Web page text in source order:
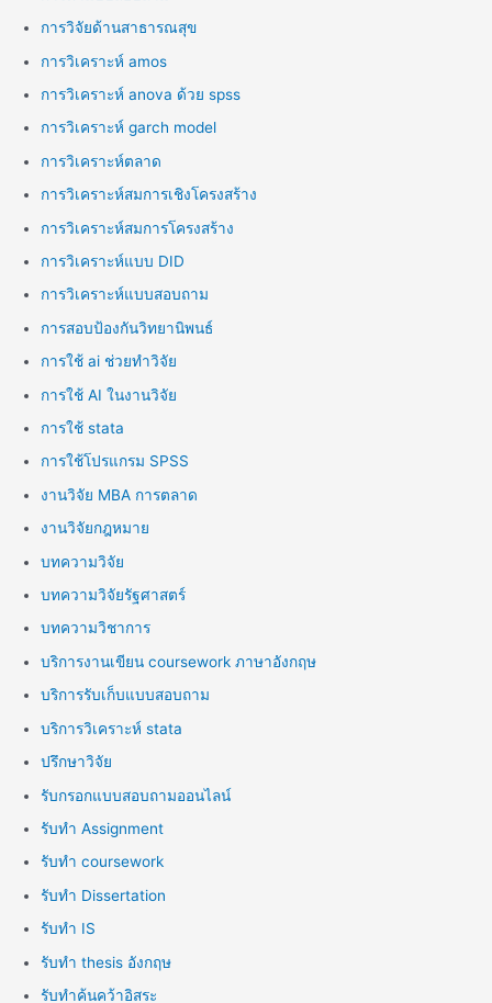
การวิจัยด้านสาธารณสุข
การวิเคราะห์ amos
การวิเคราะห์ anova ด้วย spss
การวิเคราะห์ garch model
การวิเคราะห์ตลาด
การวิเคราะห์สมการเชิงโครงสร้าง
การวิเคราะห์สมการโครงสร้าง
การวิเคราะห์แบบ DID
การวิเคราะห์แบบสอบถาม
การสอบป้องกันวิทยานิพนธ์
การใช้ ai ช่วยทำวิจัย
การใช้ AI ในงานวิจัย
การใช้ stata
การใช้โปรแกรม SPSS
งานวิจัย MBA การตลาด
งานวิจัยกฎหมาย
บทความวิจัย
บทความวิจัยรัฐศาสตร์
บทความวิชาการ
บริการงานเขียน coursework ภาษาอังกฤษ
บริการรับเก็บแบบสอบถาม
บริการวิเคราะห์ stata
ปรึกษาวิจัย
รับกรอกแบบสอบถามออนไลน์
รับทำ Assignment
รับทำ coursework
รับทำ Dissertation
รับทำ IS
รับทำ thesis อังกฤษ
รับทำค้นคว้าอิสระ